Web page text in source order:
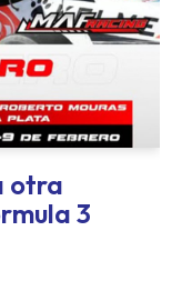
otra
3